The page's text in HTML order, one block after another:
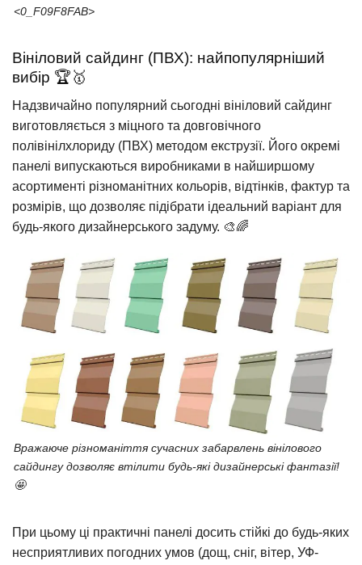
<0_F09F8FAB>
Вініловий сайдинг (ПВХ): найпопулярніший
вибір 🏆🥇
Надзвичайно популярний сьогодні вініловий сайдинг
виготовляється з міцного та довговічного
полівінілхлориду (ПВХ) методом екструзії. Його окремі
панелі випускаються виробниками в найширшому
асортименті різноманітних кольорів, відтінків, фактур та
розмірів, що дозволяє підібрати ідеальний варіант для
будь-якого дизайнерського задуму. 🎨🌈
Вражаюче різноманіття сучасних забарвлень вінілового
сайдингу дозволяє втілити будь-які дизайнерські фантазії!
🤩
При цьому ці практичні панелі досить стійкі до будь-яких
несприятливих погодних умов (дощ, сніг, вітер, УФ-